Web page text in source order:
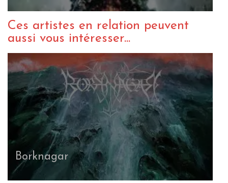
Ces artistes en relation peuvent
aussi vous intéresser...
Borknagar